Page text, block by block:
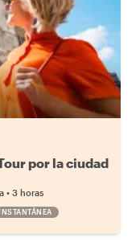
por la ciudad
• 3 horas